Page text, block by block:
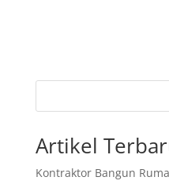
Artikel
Kontraktor Bangun